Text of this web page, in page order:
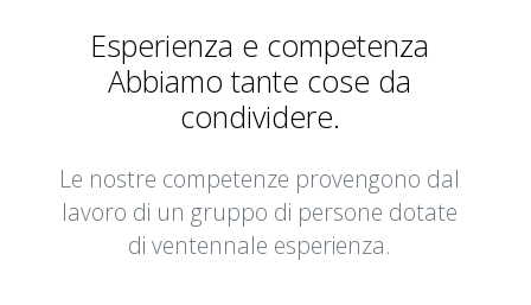
Esperienza e competenza
Abbiamo tante cose da
condividere.
Le nostre competenze provengono dal
lavoro di un gruppo di persone dotate
di ventennale esperienza.